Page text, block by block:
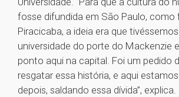
fosse difundida em São Paulo, como
Piracicaba, a ideia era que
universidade do porte do Mackenzie
ponto aqui na capital. Foi um pedido
resgatar essa história, e aqui
depois, saldando essa dívida”, explica.